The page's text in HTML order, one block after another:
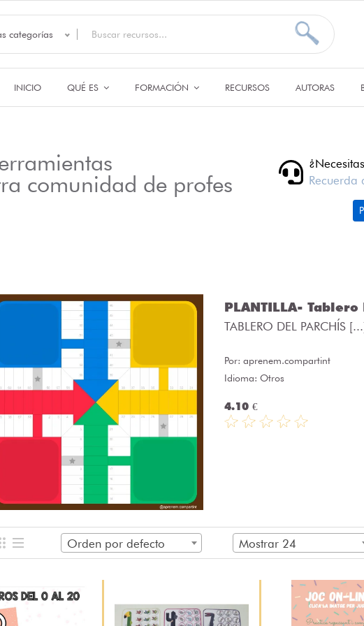
categorías
INICIO QUÉ ES FORMACIÓN RECURSOS AUTORAS
comunidad de profes
Recuerda
PLANTILLA- Tablero
TABLERO DEL PARCHÍS
Por:aprenem.compartint
Idioma: Otros
4.10 €
Orden por defecto Mostrar 24